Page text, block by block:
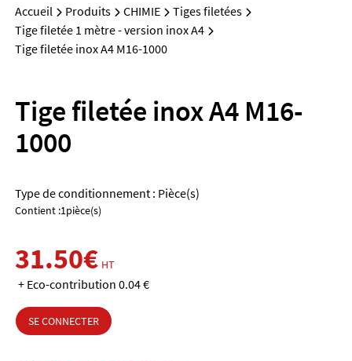
Accueil Produits CHIMIE
Tiges filetées
Tige filetée 1 mètre - version inox A4
Tige filetée inox A4 M16-1000
Tige filetée inox A4 M16-
1000
Type de conditionnement : Pièce(s)
Contient :1pièce(s)
31.50€ HT
+ Eco-contribution 0.04 €
SE CONNECTER